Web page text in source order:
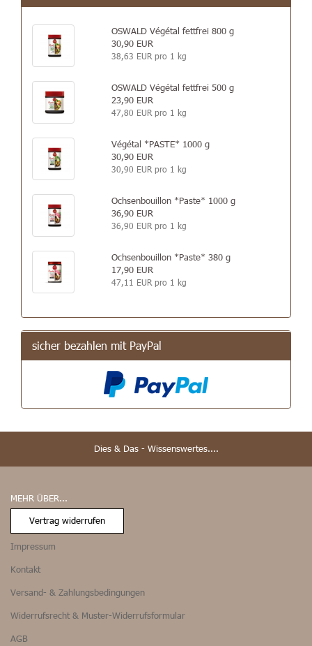
OSWALD Végétal fettfrei 800 g
30,90 EUR
38,63 EUR pro 1 kg
OSWALD Végétal fettfrei 500 g
23,90 EUR
47,80 EUR pro 1 kg
Végétal *PASTE* 1000 g
30,90 EUR
30,90 EUR pro 1 kg
Ochsenbouillon *Paste* 1000 g
36,90 EUR
36,90 EUR pro 1 kg
Ochsenbouillon *Paste* 380 g
17,90 EUR
47,11 EUR pro 1 kg
sicher bezahlen mit PayPal
Dies & Das - Wissenswertes....
MEHR ÜBER...
Vertrag widerrufen
Impressum
Kontakt
Versand- & Zahlungsbedingungen
Widerrufsrecht & Muster-Widerrufsformular
AGB